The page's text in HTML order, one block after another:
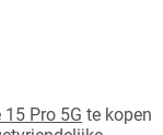
Pro 5G te kopen